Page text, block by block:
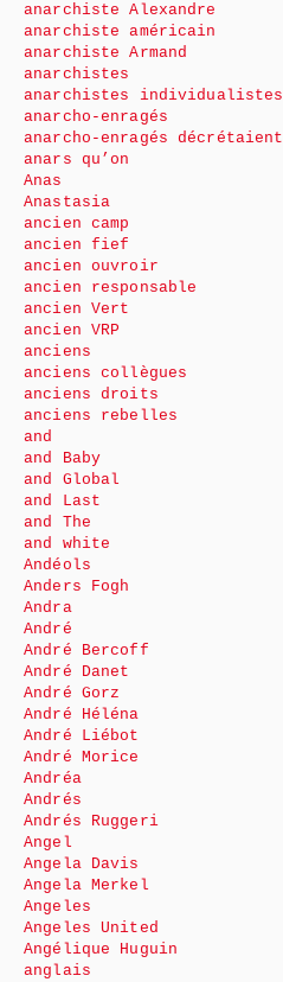
anarchiste Alexandre
anarchiste américain
anarchiste Armand
anarchistes
anarchistes individualistes
anarcho-enragés
anarcho-enragés décrétaient
anars qu’on
Anas
Anastasia
ancien camp
ancien fief
ancien ouvroir
ancien responsable
ancien Vert
ancien VRP
anciens
anciens collègues
anciens droits
anciens rebelles
and
and Baby
and Global
and Last
and The
and white
Andéols
Anders Fogh
Andra
André
André Bercoff
André Danet
André Gorz
André Héléna
André Liébot
André Morice
Andréa
Andrés
Andrés Ruggeri
Angel
Angela Davis
Angela Merkel
Angeles
Angeles United
Angélique Huguin
anglais